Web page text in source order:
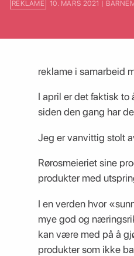
REKLAME 10. MARS 2021 |
reklame i samarbeid
I april er det faktisk
siden den gang har
Jeg er vanvittig stolt
Rørosmeieriet sine
produkter med
I en verden hvor
mye god og
kan være med på å
produkter som ikke